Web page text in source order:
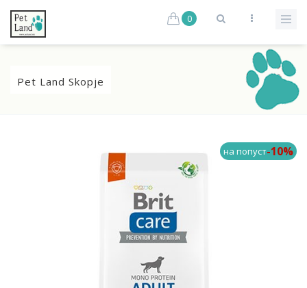
0
Pet Land Skopje
на попуст-10%